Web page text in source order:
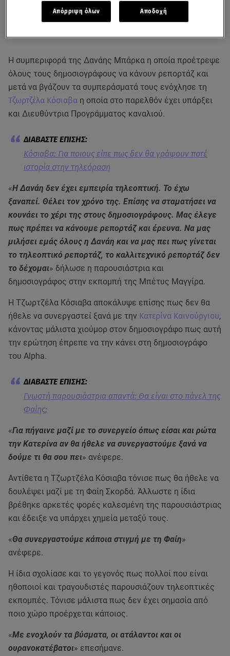
Η συμπεριφορά της Δανάης Μπάρκα η οποία προέτρεψε
όλους τους δημοσιογράφους να κάνουν ρεπορτάζ και
μετά να βγάζουν τα συμπεράσματά τους ενόχλησε τη
Τζωρτζέλα Κόσιαβα η οποία στο παρελθόν έχει υπάρξει
και Διευθύντρια Προγράμματος καναλιού.
Κόσιαβα: Για ποιους είπε πως δεν θα γράψουν ποτέ
ιστορία στην τηλεόραση
«Η Δανάη δεν έχει εμπειρία τηλεοπτική. Το έχω
ξαναπεί. Θέλει τον χρόνο της. Επίσης να σταματήσει να
κουνάει το χέρι της στους δημοσιογράφους. Μας έλεγε
πως πρέπει να κάνουμε ρεπορτάζ και έρευνα. Να μας
μιλήσει εμάς όλους η Δανάη και να μας πει πως γίνεται
το τηλεοπτικό ρεπορτάζ, το καλλιτεχνικό ρεπορτάζ δεν
το δέχομαι» δήλωσε η παρουσιάστρια και
δημοσιογράφος στην εκπομπή της Μπέτυς Μαγγίρα.
Η Τζωρτζέλα Κόσιαβα αποκάλυψε επίσης πως δεν θα
ήθελε να συνεργαστεί ξανά με την Κατερίνα Καινούργιου,
κάνοντας μάλιστα χιούμορ στον δημοσιογράφο πως αυτή
την ερώτηση έπρεπε να την κάνει στη δημοσιογράφο
του Alpha.
Γνωστή παρουσιάστρια απαντά: Θα είναι στο πάνελ της
Φαίης;
«Για πήγαινε μαζί με το συνεργείο όπως είσαι και ρώτα
την Κατερίνα αν θα ήθελε να συνεργαστούμε ξανά να
δούμε τι θα σου πει» ανέφερε.
Αντίθετα η Τζωρτζέλα Κόσιαβα τόνισε πως θα ήθελε να
δουλέψει μαζί με τη Φαίη Σκορδά. Άλλωστε η ίδια
βρέθηκε αρκετές φορές καλεσμένη της παρουσιάστριας
και έδειξε να υπάρχει χημεία μεταξύ τους.
«Θα συνεργαστούμε κάποια στιγμή με τη Φαίη»
ανέφερε.
Η ίδια σχολίασε και το γεγονός πως πολλοί που είναι
ηθοποιοί και τραγουδιστές παρουσιάζουν τηλεοπτικές
εκπομπές. Τόνισε μάλιστα πως δεν έχει σημασία από
ποιο χώρο προέρχεται κάποιος.
«Με ενοχλούν τα βύσματα, οι ατάλαντοι και οι
ουρανοκατέβατοι» επεσήμανε.
Απόρριψη όλων Αποδοχή